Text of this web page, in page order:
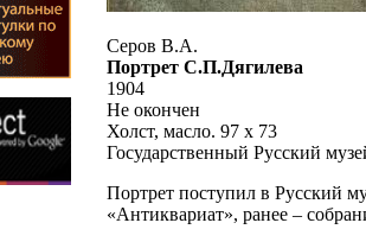
Серов В.А.
Портрет С.П.Дягилева
1904
Не окончен
Холст, масло. 97 х 73
Государственный Русский
Портрет поступил в Русский
«Антиквариат», ранее –